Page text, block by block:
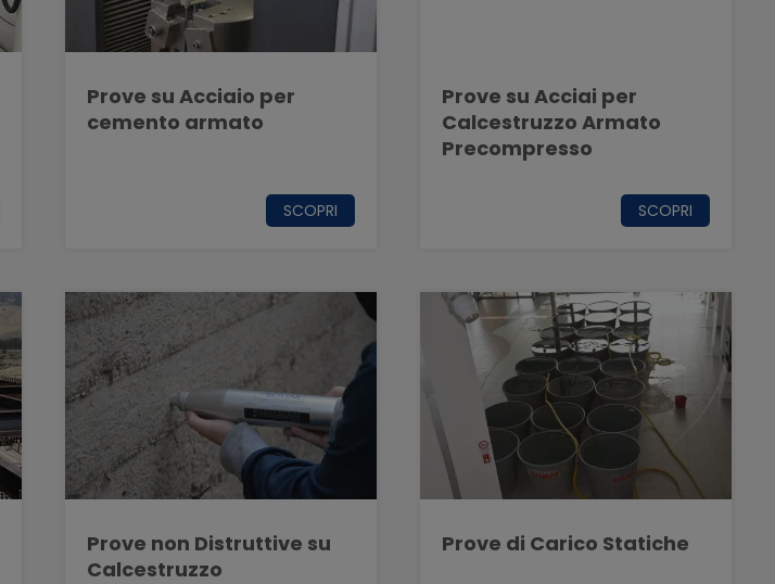
Prove su Acciaio per
cemento armato
SCOPRI
Prove su Acciai per
Calcestruzzo Armato
Precompresso
SCOPRI
Prove non Distruttive su
Calcestruzzo
Prove di Carico Statiche